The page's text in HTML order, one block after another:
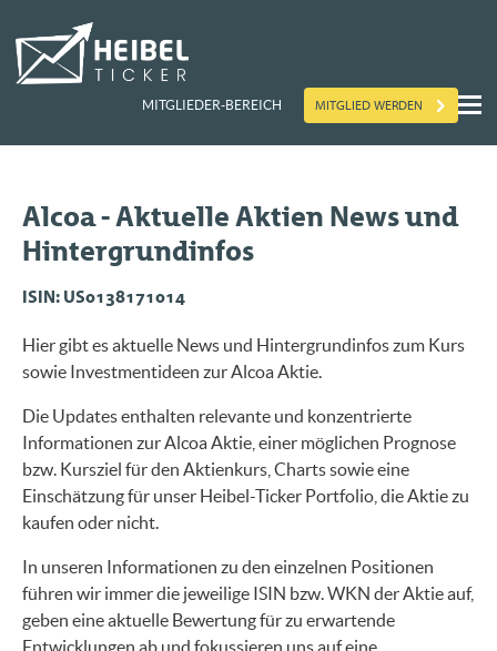
MITGLIEDER-BEREICH MITGLIED WERDEN
Alcoa - Aktuelle Aktien News und
Hintergrundinfos
ISIN: US0138171014
Hier gibt es aktuelle News und Hintergrundinfos zum Kurs
sowie Investmentideen zur Alcoa Aktie.
Die Updates enthalten relevante und konzentrierte
Informationen zur Alcoa Aktie, einer möglichen Prognose
bzw. Kursziel für den Aktienkurs, Charts sowie eine
Einschätzung für unser Heibel-Ticker Portfolio, die Aktie zu
kaufen oder nicht.
In unseren Informationen zu den einzelnen Positionen
führen wir immer die jeweilige ISIN bzw. WKN der Aktie auf,
geben eine aktuelle Bewertung für zu erwartende
Entwicklungen ab und fokussieren uns auf eine